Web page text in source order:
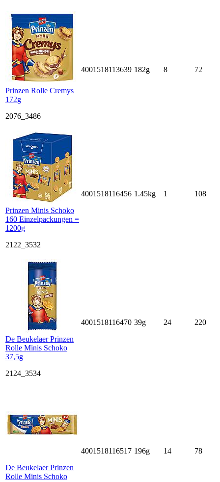
Prinzen Rolle Cremys
172g
2076_3486
4001518113639 182g 8 72
Prinzen Minis Schoko
160 Einzelpackungen =
1200g
2122_3532
4001518116456 1.45kg 1 108
De Beukelaer Prinzen
Rolle Minis Schoko
37,5g
2124_3534
4001518116470 39g 24 220
De Beukelaer Prinzen
Rolle Minis Schoko
4001518116517 196g 14 78